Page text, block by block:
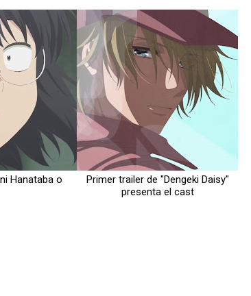
Hanataba o
Primer trailer de "Dengeki Daisy"
presenta el cast